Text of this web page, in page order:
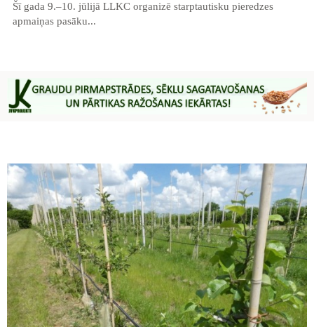
Šī gada 9.–10. jūlijā LLKC organizē starptautisku pieredzes
apmaiņas pasāku...